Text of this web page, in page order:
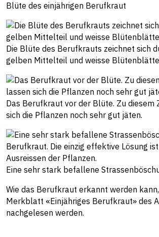
Blüte des einjährigen Berufkraut
Die Blüte des Berufkrauts zeichnet sich
gelben Mittelteil und weisse
Das Berufkraut vor der Blüte. Zu diesem
sich die Pflanzen noch sehr gut jäten.
Eine sehr stark befallene
Wie das Berufkraut erkannt werden
Merkblatt «Einjähriges Berufkraut» des
nachgelesen werden.